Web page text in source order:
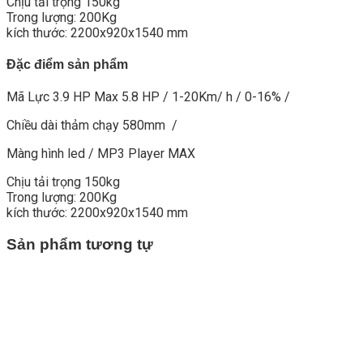
Trong lượng: 200Kg
kích thước: 2200x920x1540 mm
Đặc điểm sản phẩm
Mã Lực 3.9 HP Max 5.8 HP / 1-20Km/ h / 0-16% /
Chiều dài thảm chạy 580mm /
Màng hình led / MP3 Player MAX
Chịu tải trọng 150kg
Trong lượng: 200Kg
kích thước: 2200x920x1540 mm
Sản phẩm tương tự